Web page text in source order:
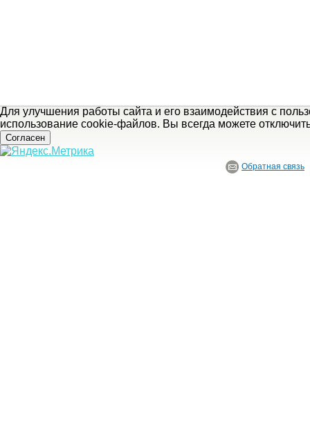
Для улучшения работы сайта и его взаимодействия с
использование cookie-файлов. Вы всегда можете
Согласен
Обратная связь